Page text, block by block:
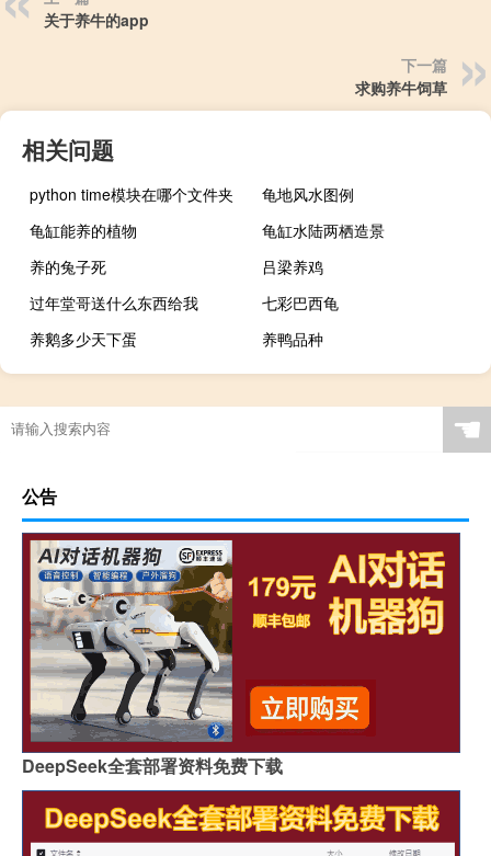
关于养牛的app
下一篇
求购养牛饲草
相关问题
python time模块在哪个文件夹
龟地风水图例
龟缸能养的植物
龟缸水陆两栖造景
养的兔子死
吕梁养鸡
过年堂哥送什么东西给我
七彩巴西龟
养鹅多少天下蛋
养鸭品种
☚
公告
DeepSeek全套部署资料免费下载